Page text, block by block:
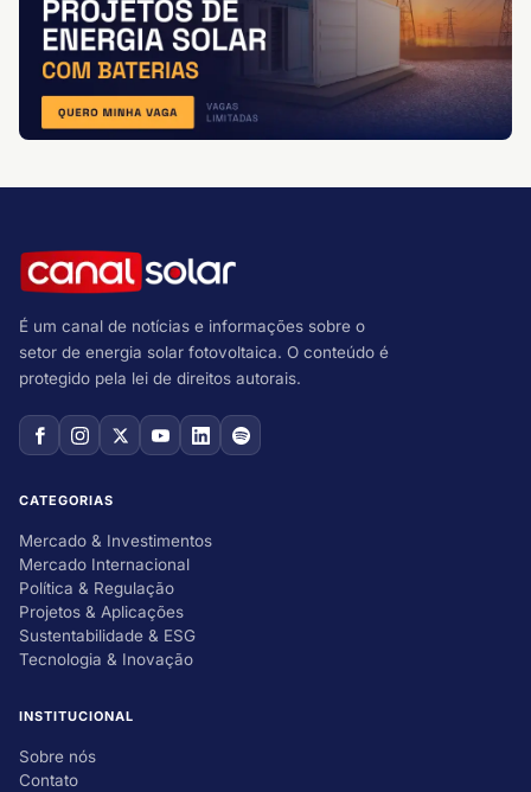
É um canal de notícias e informações sobre o
setor de energia solar fotovoltaica. O conteúdo é
protegido pela lei de direitos autorais.
CATEGORIAS
Mercado & Investimentos
Mercado Internacional
Política & Regulação
Projetos & Aplicações
Sustentabilidade & ESG
Tecnologia & Inovação
INSTITUCIONAL
Sobre nós
Contato